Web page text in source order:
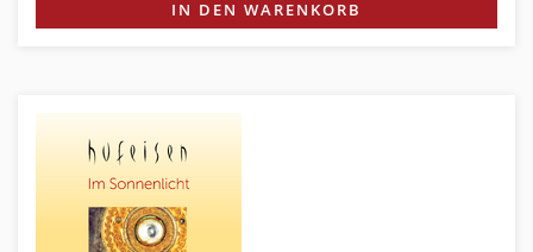
IN DEN WARENKORB